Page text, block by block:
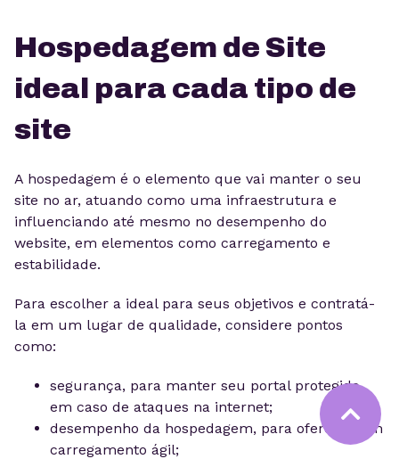
Hospedagem de Site
ideal para cada tipo de
site
A hospedagem é o elemento que vai manter o seu
site no ar, atuando como uma infraestrutura e
influenciando até mesmo no desempenho do
website, em elementos como carregamento e
estabilidade.
Para escolher a ideal para seus objetivos e contratá-
la em um lugar de qualidade, considere pontos
como:
segurança, para manter seu portal protegido
em caso de ataques na internet;
desempenho da hospedagem, para oferecer um
carregamento ágil;